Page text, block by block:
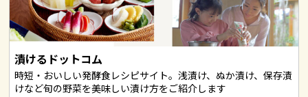
漬けるドットコム
時短・おいしい発酵食レシピサイト。浅漬け、ぬか漬け、保存漬
けなど旬の野菜を美味しい漬け方をご紹介します